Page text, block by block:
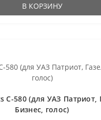
В КОРЗИНУ
C-580 (для УАЗ Патриот,
Бизнес, голос)